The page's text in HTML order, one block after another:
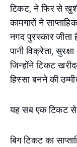
टिकट, ने फिर से
कामगारों ने
नगद पुरस्कार जीता
पानी विक्रेता,
जिन्होंने टिकट
हिस्सा बनने की
यह सब एक टिकट
बिग टिकट का